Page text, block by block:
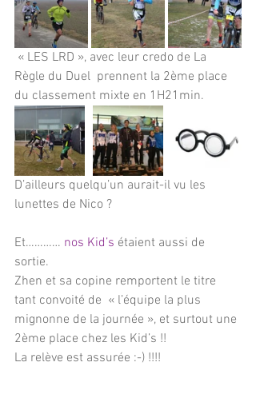
« LES LRD », avec leur credo de La
Règle du Duel  prennent la 2ème place
du classement mixte en 1H21min.
D’ailleurs quelqu’un aurait-il vu les
lunettes de Nico ?
Et………… nos Kid’s étaient aussi de
sortie.
Zhen et sa copine remportent le titre
tant convoité de  « l’équipe la plus
mignonne de la journée », et surtout une
2ème place chez les Kid’s !!
La relève est assurée :-) !!!!